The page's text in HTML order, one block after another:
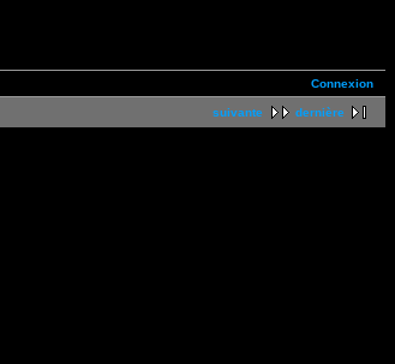
Connexion
suivante dernière